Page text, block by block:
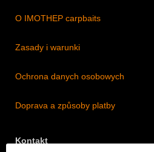
O IMOTHEP carpbaits
Zasady i warunki
Ochrona danych osobowych
Doprava a způsoby platby
Kontakt